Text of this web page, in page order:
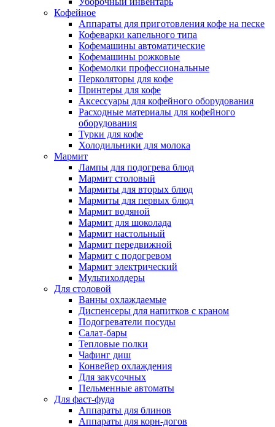
Кофейное
Аппараты для приготовления кофе на песке
Кофеварки капельного типа
Кофемашины автоматические
Кофемашины рожковые
Кофемолки профессиональные
Перколяторы для кофе
Принтеры для кофе
Аксессуары для кофейного оборудования
Расходные материалы для кофейного
оборудования
Турки для кофе
Холодильники для молока
Мармит
Лампы для подогрева блюд
Мармит столовый
Мармиты для вторых блюд
Мармиты для первых блюд
Мармит водяной
Мармит для шоколада
Мармит настольный
Мармит передвижной
Мармит с подогревом
Мармит электрический
Мультихолдеры
Для столовой
Ванны охлаждаемые
Диспенсеры для напитков с краном
Подогреватели посуды
Салат-бары
Тепловые полки
Чафинг диш
Конвейер охлаждения
Для закусочных
Пельменные автоматы
Для фаст-фуда
Аппараты для блинов
Аппараты для корн-догов